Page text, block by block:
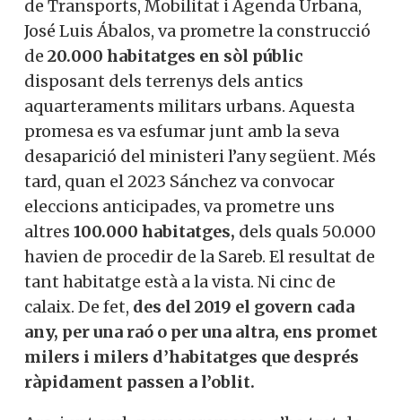
de Transports, Mobilitat i Agenda Urbana,
José Luis Ábalos, va prometre la construcció
de 20.000 habitatges en sòl públic
disposant dels terrenys dels antics
aquarteraments militars urbans. Aquesta
promesa es va esfumar junt amb la seva
desaparició del ministeri l’any següent. Més
tard, quan el 2023 Sánchez va convocar
eleccions anticipades, va prometre uns
altres 100.000 habitatges, dels quals 50.000
havien de procedir de la Sareb. El resultat de
tant habitatge està a la vista. Ni cinc de
calaix. De fet, des del 2019 el govern cada
any, per una raó o per una altra, ens promet
milers i milers d’habitatges que després
ràpidament passen a l’oblit.